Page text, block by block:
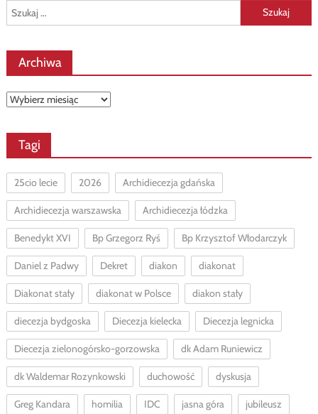
Szukaj:
Archiwa
Archiwa
Tagi
25cio lecie 2026 Archidiecezja gdańska
Archidiecezja warszawska Archidiecezja łódzka
Benedykt XVI Bp Grzegorz Ryś Bp Krzysztof Włodarczyk
Daniel z Padwy Dekret diakon diakonat
Diakonat stały diakonat w Polsce diakon stały
diecezja bydgoska Diecezja kielecka Diecezja legnicka
Diecezja zielonogórsko-gorzowska dk Adam Runiewicz
dk Waldemar Rozynkowski duchowość dyskusja
Greg Kandara homilia IDC jasna góra jubileusz